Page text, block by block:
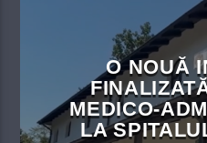
O NOUĂ
MEDICO-
LA